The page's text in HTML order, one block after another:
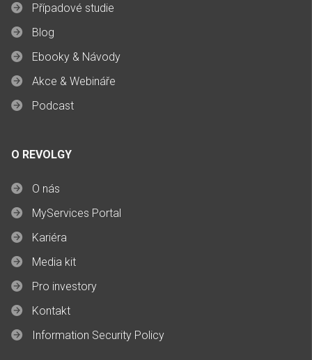
Případové studie
Blog
Ebooky & Návody
Akce & Webináře
Podcast
O REVOLGY
O nás
MyServices Portal
Kariéra
Media kit
Pro investory
Kontakt
Information Security Policy